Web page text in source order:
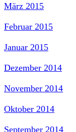
März 2015
Februar 2015
Januar 2015
Dezember 2014
November 2014
Oktober 2014
September 2014